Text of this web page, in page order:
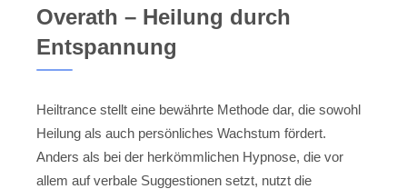
Overath – Heilung durch
Entspannung
Heiltrance stellt eine bewährte Methode dar, die sowohl
Heilung als auch persönliches Wachstum fördert.
Anders als bei der herkömmlichen Hypnose, die vor
allem auf verbale Suggestionen setzt, nutzt die